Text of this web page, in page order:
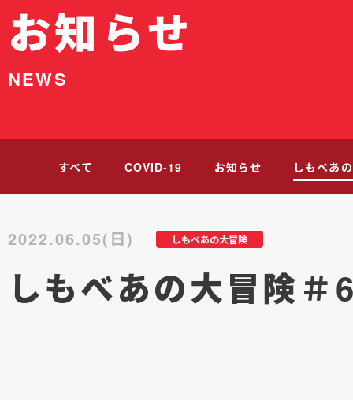
お知らせ
NEWS
すべて COVID-19 お知らせ しもべあ
しもべあの大冒険
2022.06.05(日)
しもべあの大冒険＃